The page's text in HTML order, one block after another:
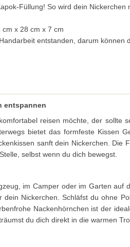
Füllung! So wird dein Nickerchen
cm x 28 cm x 7 cm
entstanden, darum können
entspannen
reisen möchte, der sollte
bietet das formfeste Kissen
sanft dein Nickerchen. Die
selbst wenn du dich bewegst.
im Camper oder im Garten auf
Nickerchen. Schläfst du ohne
Nackenhörnchen ist der
du dich direkt in die warmen